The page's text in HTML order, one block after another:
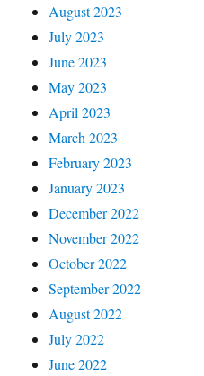
August 2023
July 2023
June 2023
May 2023
April 2023
March 2023
February 2023
January 2023
December 2022
November 2022
October 2022
September 2022
August 2022
July 2022
June 2022